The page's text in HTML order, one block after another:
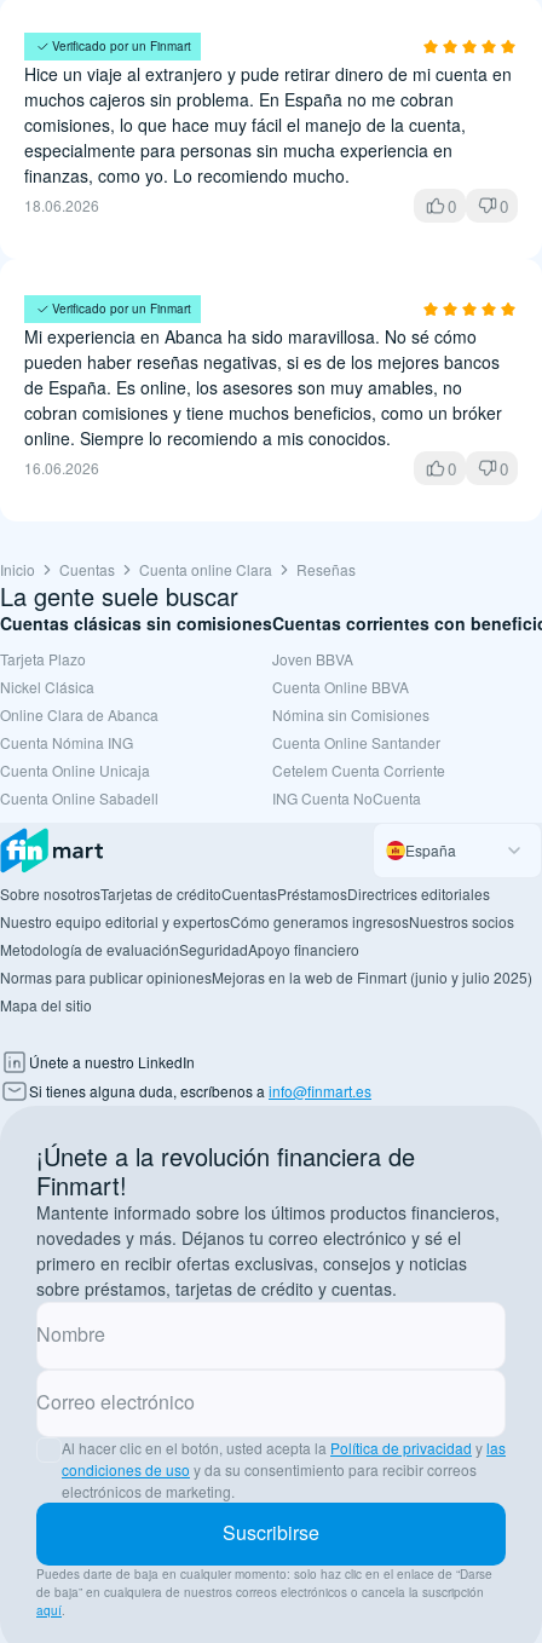
Esther Luna
Hice un viaje al extranjero y pude retirar dinero de mi cuenta en
muchos cajeros sin problema. En España no me cobran
comisiones, lo que hace muy fácil el manejo de la cuenta,
especialmente para personas sin mucha experiencia en
finanzas, como yo. Lo recomiendo mucho.
18.06.2026 0 0
Verificado por un Finmart
Elena Lozano
Mi experiencia en Abanca ha sido maravillosa. No sé cómo
pueden haber reseñas negativas, si es de los mejores bancos
de España. Es online, los asesores son muy amables, no
cobran comisiones y tiene muchos beneficios, como un bróker
online. Siempre lo recomiendo a mis conocidos.
16.06.2026 0 0
Verificado por un Finmart
Inicio Cuentas Cuenta online Clara Reseñas
La gente suele buscar
Cuentas clásicas sin comisiones
Tarjeta Plazo
Nickel Clásica
Online Clara de Abanca
Cuenta Nómina ING
Cuenta Online Unicaja
Cuenta Online Sabadell
Cuentas corrientes con
Joven BBVA
Cuenta Online BBVA
Nómina sin Comisiones
Cuenta Online Santander
Cetelem Cuenta Corriente
ING Cuenta NoCuenta
España
Sobre nosotrosTarjetas de créditoCuentasPréstamosDirectrices editoriales
Nuestro equipo editorial y expertosCómo generamos ingresosNuestros socios
Metodología de evaluaciónSeguridadApoyo financiero
Normas para publicar opinionesMejoras en la web de Finmart (junio y julio 2025)
Mapa del sitio
Únete a nuestro LinkedIn
Si tienes alguna duda, escríbenos a info@finmart.es
¡Únete a la revolución financiera de
Finmart!
Mantente informado sobre los últimos productos financieros,
novedades y más. Déjanos tu correo electrónico y sé el
primero en recibir ofertas exclusivas, consejos y noticias
sobre préstamos, tarjetas de crédito y cuentas.
Nombre
Correo electrónico
Al hacer clic en el botón, usted acepta la Política de privacidad ylas
condiciones de uso y da su consentimiento para recibir correos
electrónicos de marketing.
Suscribirse
Puedes darte de baja en cualquier momento: solo haz clic en el enlace de “Darse
de baja” en cualquiera de nuestros correos electrónicos o cancela la suscripción
aquí.